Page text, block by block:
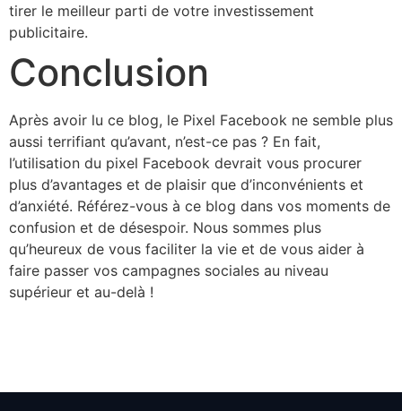
tirer le meilleur parti de votre investissement
publicitaire.
Conclusion
Après avoir lu ce blog, le Pixel Facebook ne semble plus
aussi terrifiant qu’avant, n’est-ce pas ? En fait,
l’utilisation du pixel Facebook devrait vous procurer
plus d’avantages et de plaisir que d’inconvénients et
d’anxiété. Référez-vous à ce blog dans vos moments de
confusion et de désespoir. Nous sommes plus
qu’heureux de vous faciliter la vie et de vous aider à
faire passer vos campagnes sociales au niveau
supérieur et au-delà !